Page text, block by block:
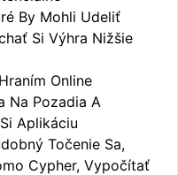
By Mohli Udeliť
Si Výhra Nižšie
Online
Na Pozadia A
Aplikáciu
Točenie Sa,
Cypher, Vypočítať